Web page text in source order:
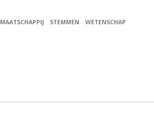
MAATSCHAPPIJ STEMMEN WETENSCHAP